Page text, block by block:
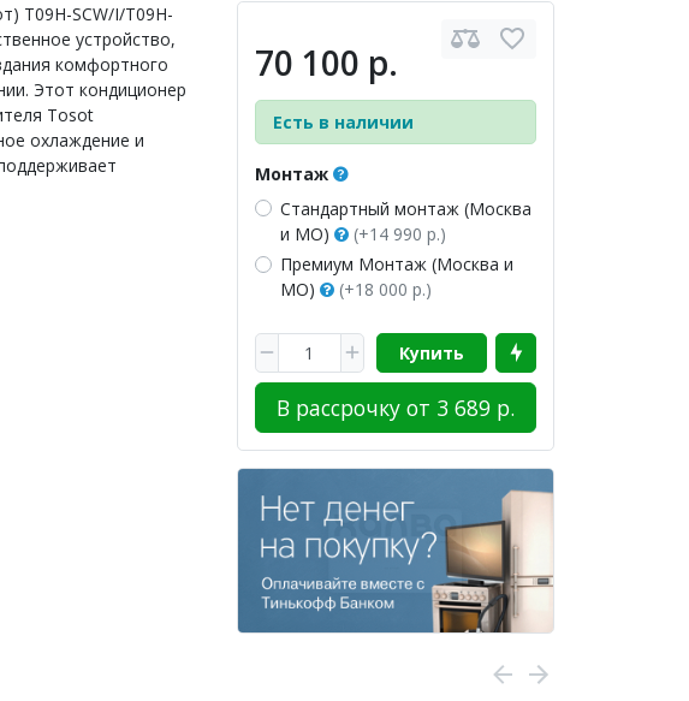
70 100 р.
Есть в наличии
Монтаж
Стандартный монтаж (Москва
и МО)
(+14 990 р.)
Премиум Монтаж (Москва и
МО)
(+18 000 р.)
Купить
В рассрочку от 3 689 р.
T09H-SCW/I/T09H-
устройство,
комфортного
Этот кондиционер
Tosot
охлаждение и